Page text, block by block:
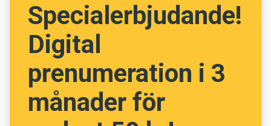
NÄSTA FRÅGA
Specialerbjudande!
Digital
prenumeration i 3
månader för